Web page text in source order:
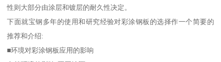
性则大部分由涂层和镀层的耐久性决定。
下面就宝钢多年的使用和研究经验对彩涂钢板的选择作一个简要的
推荐和介绍:
■环境对彩涂钢板应用的影响